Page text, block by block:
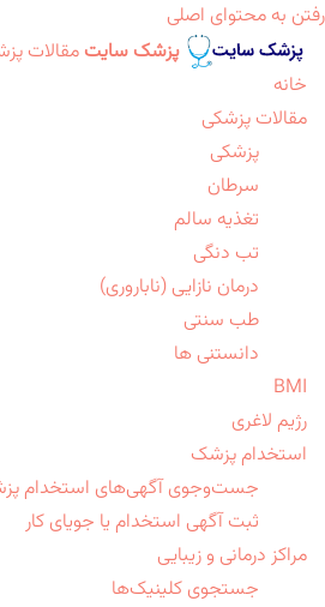
رفتن به محتوای اصلی
پزشک سایت مقالات
خانه
مقالات پزشکی
پزشکی
سرطان
تغذیه سالم
تب دنگی
درمان نازایی (ناباروری)
طب سنتی
دانستنی ها
BMI
رژیم لاغری
استخدام پزشک
جست‌وجوی آگهی‌های استخدام
ثبت آگهی استخدام یا جویای کار
مراکز درمانی و زیبایی
جستجوی کلینیک‌ها